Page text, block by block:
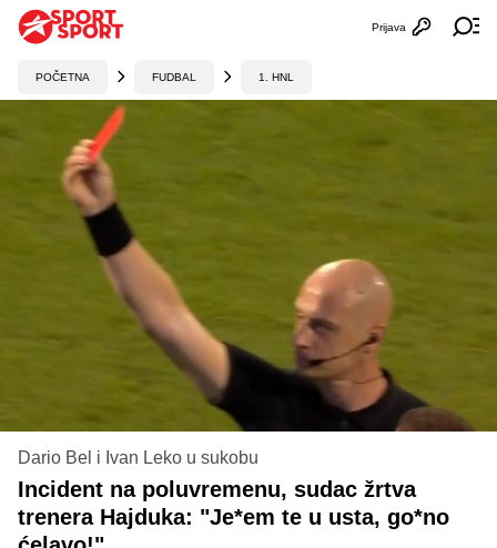
Otvori
Prijava
POČETNA FUDBAL 1. HNL
Dario Bel i Ivan Leko u sukobu
Incident na poluvremenu, sudac žrtva
trenera Hajduka: "Je*em te u usta, go*no